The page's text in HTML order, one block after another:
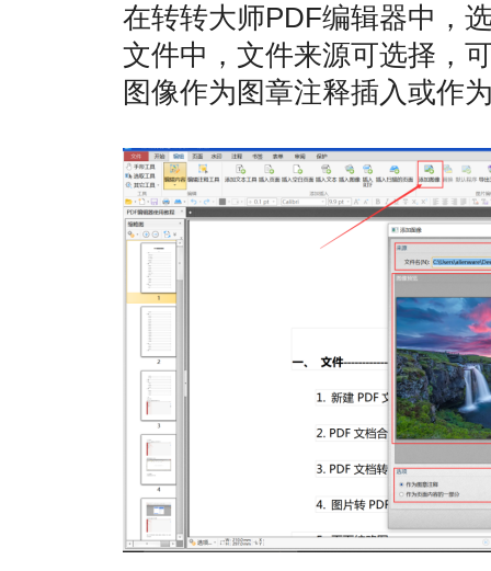
在转转大师PDF编辑器中，
文件中，文件来源可选择，
图像作为图章注释插入或作